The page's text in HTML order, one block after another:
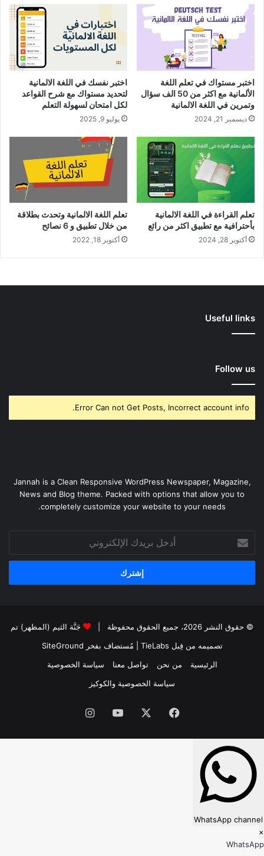
اختبر مستواك في تعلم اللغة
الألمانية مع اكثر من 50 الف سؤال
وتمرين في اللغة الالمانية
ديسمبر 21, 2024
اختبر نفسك في اللغة الالمانية
لتحديد مستواك مع شرح القواعد
لكل امتحان لسهولة التعلم
يوليو 9, 2025
تعلم القراءة في اللغة الالمانية
بأحترافية مع تطبيق اكثر من رائع
أكتوبر 28, 2024
تعلم اللغة الالمانية وتحدث بطلاقة
من خلال تطبيق و 6 نصائح
أكتوبر 18, 2022
Useful links
Follow us
Error Can not Get Posts, Incorrect account info.
Jannah is a Clean Responsive WordPress Newspaper, Magazine,
News and Blog theme. Packed with options that allow you to
completely customize your website to your needs.
بريدك
الإلكتروني
© حقوق النشر 2026، جميع الحقوق محفوظة |
جَنَّة الثيم (المظهر) تم
تصميمه من قِبل TieLabs
| مُستضاف بفخر SiteGround
الرئيسية
من نحن تواصل معنا
سياسة الخصوصية
سياسة الخصوصية والكوكيز
فيسبوك ‫YouTubeانستقرام
WhatsApp channel
×
WhatsApp